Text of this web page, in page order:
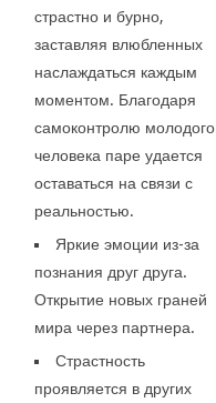
страстно и бурно,
заставляя влюбленных
наслаждаться каждым
моментом. Благодаря
самоконтролю молодого
человека паре удается
оставаться на связи с
реальностью.
Яркие эмоции из-за
познания друг друга.
Открытие новых граней
мира через партнера.
Страстность
проявляется в других